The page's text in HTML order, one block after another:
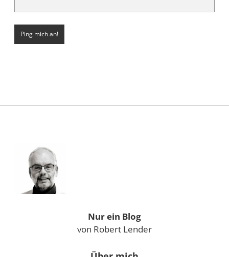
Sidebar
Nur ein Blog
von Robert Lender